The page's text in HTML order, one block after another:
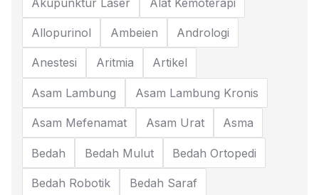
Allopurinol Ambeien Andrologi
Anestesi Aritmia Artikel
Asam Lambung Asam Lambung Kronis
Asam Mefenamat Asam Urat Asma
Bedah Bedah Mulut Bedah Ortopedi
Bedah Robotik Bedah Saraf